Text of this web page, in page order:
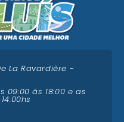
La Ravardière -
ás 18:00 e as